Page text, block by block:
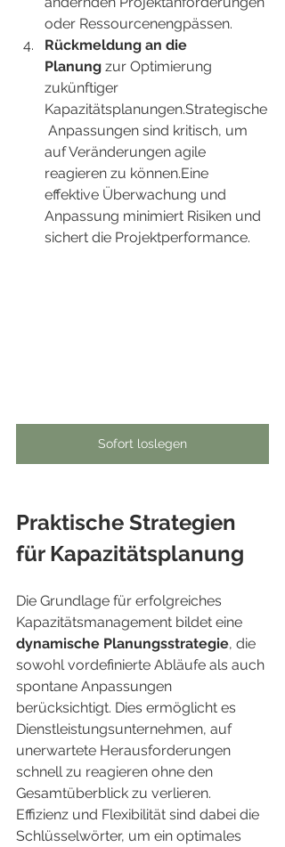
oder Ressourcenengpässen.
Rückmeldung an die
Planung zur Optimierung
zukünftiger
Kapazitätsplanungen.Strategische
Anpassungen sind kritisch, um
auf Veränderungen agile
reagieren zu können.Eine
effektive Überwachung und
Anpassung minimiert Risiken und
sichert die Projektperformance.
Sofort loslegen
Praktische Strategien
für Kapazitätsplanung
Die Grundlage für erfolgreiches
Kapazitätsmanagement bildet eine
dynamische Planungsstrategie, die
sowohl vordefinierte Abläufe als auch
spontane Anpassungen
berücksichtigt. Dies ermöglicht es
Dienstleistungsunternehmen, auf
unerwartete Herausforderungen
schnell zu reagieren ohne den
Gesamtüberblick zu verlieren.
Effizienz und Flexibilität sind dabei die
Schlüsselwörter, um ein optimales